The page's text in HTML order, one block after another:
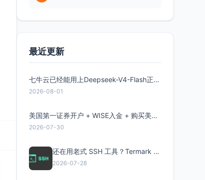
最近更新
七牛云已经能用上Deepseek-V4-Flash正式版了，点此领取300万Token
2026-08-01
美国第一证券开户 + WISE入金 + 购买美股全流程分享
2026-07-30
还在用老式 SSH 工具？Termark 新一代跨平台智能SSH客户端了解一下
2026-07-28